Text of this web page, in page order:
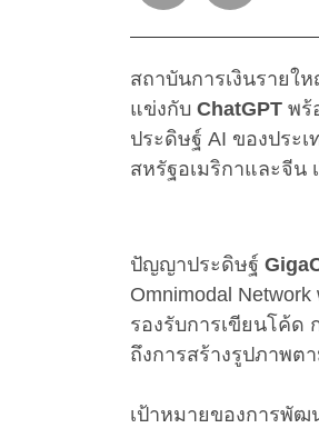
สถาบันการเงินรายใ
แข่งกับ ChatGPT พร้
ประดิษฐ์ AI ของประ
สหรัฐอเมริกาและจีน
ปัญญาประดิษฐ์
Omnimodal
รองรับการเขียนโค้ด
ถึงการสร้างรูปภาพต
เป้าหมายของการพัฒ